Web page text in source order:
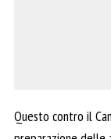
Questo contro il